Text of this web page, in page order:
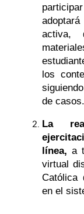
activa,
los
de casos.
La
línea, a
virtual
Católica
en el